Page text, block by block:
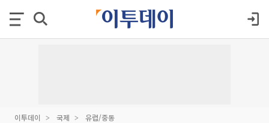
이투데이 국제 유럽/중동